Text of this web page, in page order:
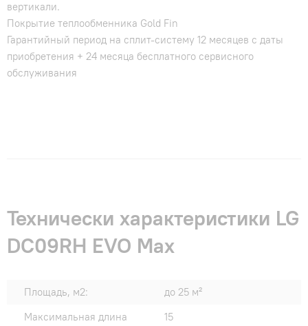
вертикали.
Покрытие теплообменника Gold Fin
Гарантийный период на сплит-систему 12 месяцев с даты
приобретения + 24 месяца бесплатного сервисного
обслуживания
Технически характеристики LG
DC09RH EVO Max
Площадь, м2:
до 25 м²
Максимальная длина
15